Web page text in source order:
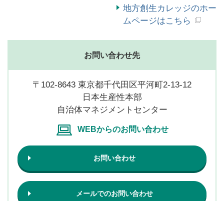
地方創生カレッジのホー
ムページはこちら
お問い合わせ先
〒102-8643 東京都千代田区平河町2-13-12
日本生産性本部
自治体マネジメントセンター
WEBからのお問い合わせ
お問い合わせ
メールでのお問い合わせ